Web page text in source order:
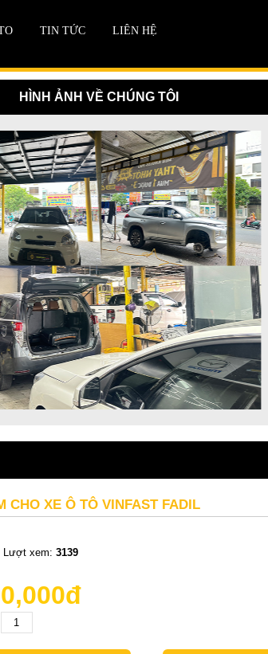
TIN TỨC LIÊN HỆ
HÌNH ẢNH VỀ CHÚNG TÔI
CHO XE Ô TÔ VINFAST FADIL
Lượt xem: 3139